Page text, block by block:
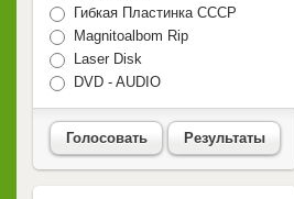
Гибкая Пластинка СССР
Magnitoalbom Rip
Laser Disk
DVD - AUDIO
Голосовать Результаты